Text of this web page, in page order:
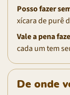
Posso fazer
xícara de purê
Vale a pena
cada um tem
De onde